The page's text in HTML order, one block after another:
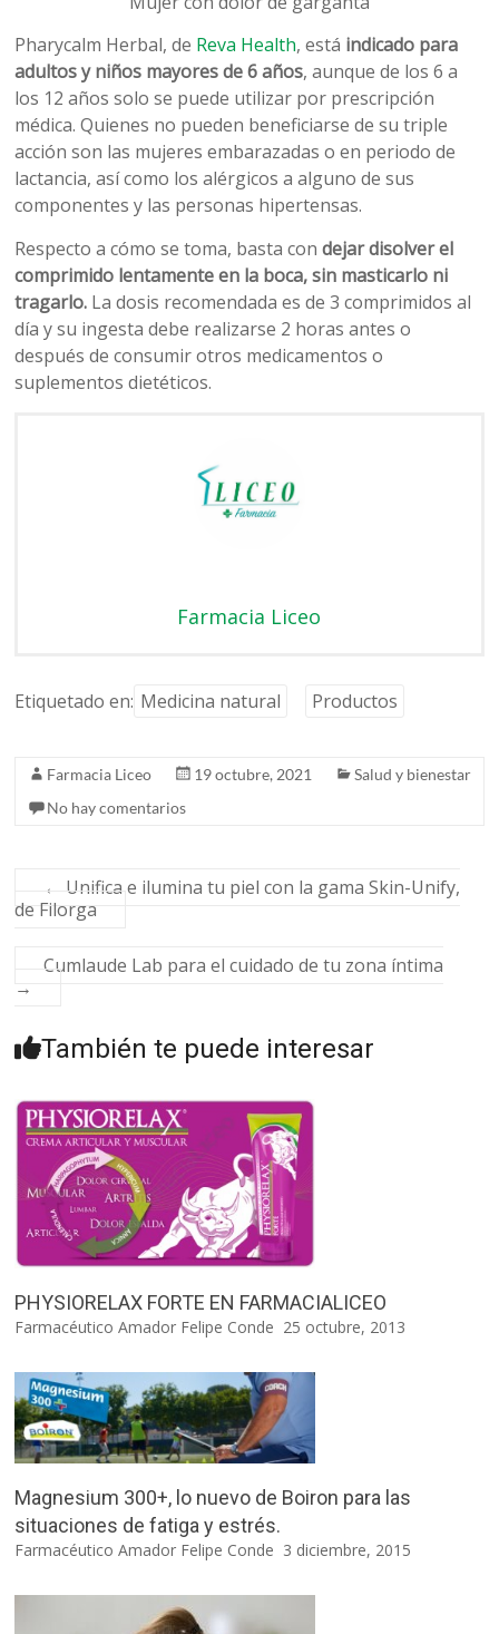
Pharycalm Herbal, de Reva Health, está indicado para
adultos y niños mayores de 6 años, aunque de los 6 a
los 12 años solo se puede utilizar por prescripción
médica. Quienes no pueden beneficiarse de su triple
acción son las mujeres embarazadas o en periodo de
lactancia, así como los alérgicos a alguno de sus
componentes y las personas hipertensas.
Respecto a cómo se toma, basta condejar disolver el
comprimido lentamente en la boca, sin masticarlo ni
tragarlo. La dosis recomendada es de 3 comprimidos al
día y su ingesta debe realizarse 2 horas antes o
después de consumir otros medicamentos o
suplementos dietéticos.
Farmacia Liceo
Etiquetado en: Medicina natural Productos
Farmacia Liceo 19 octubre, 2021
Salud y bienestar
No hay comentarios
←
Unifica e ilumina tu piel con la gama Skin-Unify,
de Filorga
Cumlaude Lab para el cuidado de tu zona íntima
→
También te puede interesar
PHYSIORELAX FORTE EN FARMACIALICEO
Farmacéutico Amador Felipe Conde 25 octubre, 2013
Magnesium 300+, lo nuevo de Boiron para las
situaciones de fatiga y estrés.
Farmacéutico Amador Felipe Conde 3 diciembre, 2015